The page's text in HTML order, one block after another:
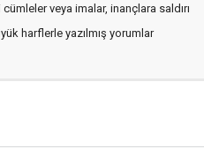
veya imalar, inançlara saldırı
harflerle yazılmış yorumlar